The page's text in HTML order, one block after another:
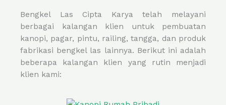
Bengkel Las Cipta Karya telah melayani
berbagai kalangan klien untuk pembuatan
kanopi, pagar, pintu, railing, tangga, dan produk
fabrikasi bengkel las lainnya. Berikut ini adalah
beberapa kalangan klien yang rutin menjadi
klien kami: